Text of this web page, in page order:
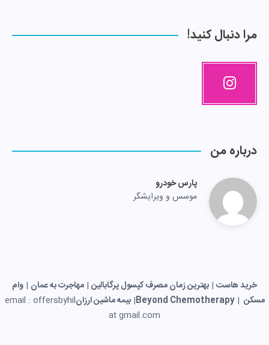
مرا دنبال کنید!
درباره من
پارس خودرو
موسس و ویرایشگر
خرید هاست | بهترین زمان مصرف کپسول پرگابالین | مهاجرت به عمان | وام
مسکن |
Beyond Chemotherapy
|بیمه ماشین ارزانemail : offersbyhil
at gmail.com